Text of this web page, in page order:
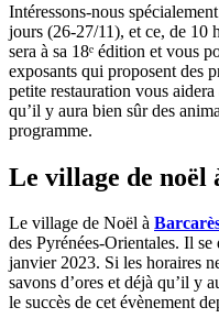
Intéressons-nous
jours (26-27/11), et ce, de 10
sera à sa 18ᵉ édition et vous
exposants qui proposent des
petite restauration vous
qu’il y aura bien sûr des
programme.
Le village de noël
Le village de Noël à
des Pyrénées-Orientales. Il
janvier 2023. Si les horaires
savons d’ores et déjà qu’il y
le succès de cet évènement